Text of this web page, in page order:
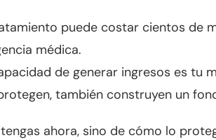
puede costar cientos de
médica.
de generar ingresos es tu
también construyen un
ahora, sino de cómo lo